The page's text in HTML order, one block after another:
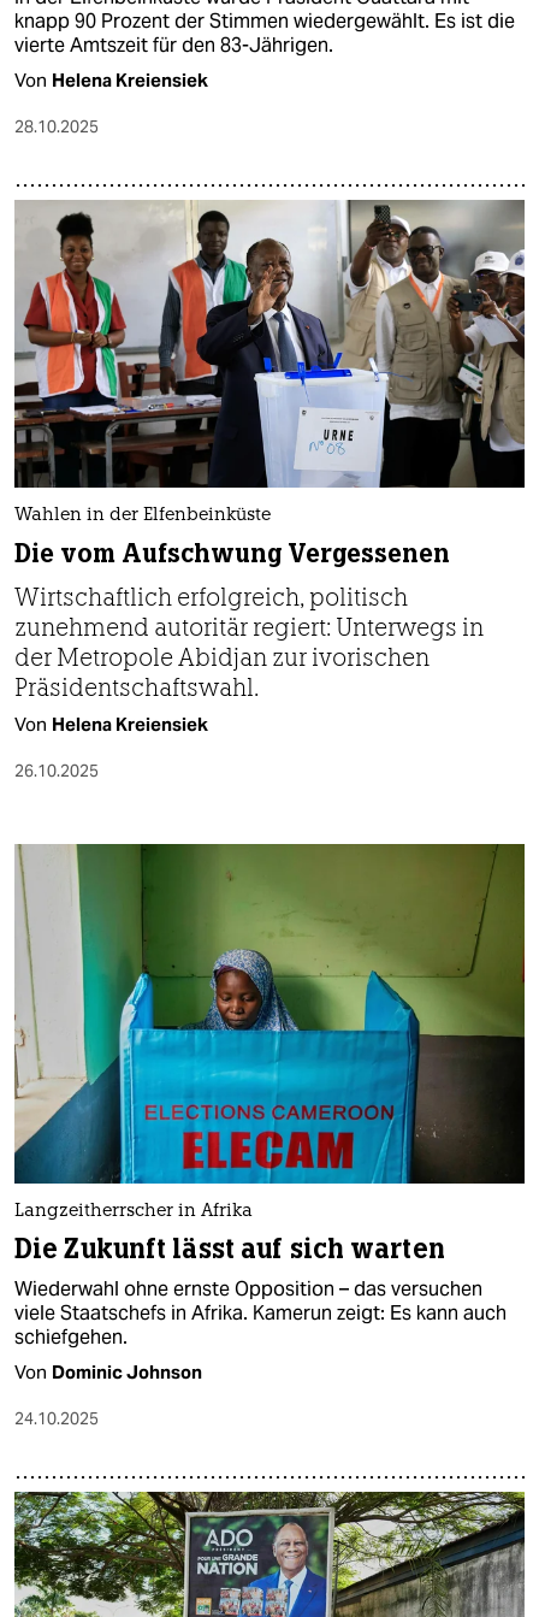
knapp 90 Prozent der Stimmen wiedergewählt. Es ist die
vierte Amtszeit für den 83-Jährigen.
Von Helena Kreiensiek
28.10.2025
Wahlen in der Elfenbeinküste
Die vom Aufschwung Vergessenen
Wirtschaftlich erfolgreich, politisch
zunehmend autoritär regiert: Unterwegs in
der Metropole Abidjan zur ivorischen
Präsidentschaftswahl.
Von Helena Kreiensiek
26.10.2025
Langzeitherrscher in Afrika
Die Zukunft lässt auf sich warten
Wiederwahl ohne ernste Opposition – das versuchen
viele Staatschefs in Afrika. Kamerun zeigt: Es kann auch
schiefgehen.
Von Dominic Johnson
24.10.2025